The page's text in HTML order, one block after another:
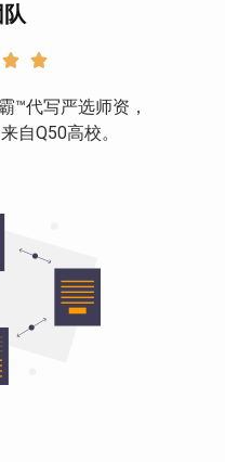
 
™代写严选师资，
自Q50高校。